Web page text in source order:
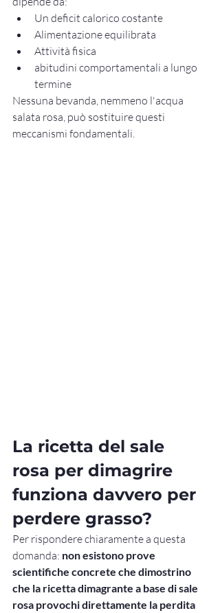
Un deficit calorico costante
Alimentazione equilibrata
Attività fisica
abitudini comportamentali a lungo
termine
Nessuna bevanda, nemmeno l'acqua
salata rosa, può sostituire questi
meccanismi fondamentali.
La ricetta del sale
rosa per dimagrire
funziona davvero per
perdere grasso?
Per rispondere chiaramente a questa
domanda: non esistono prove
scientifiche concrete che dimostrino
che la ricetta dimagrante a base di sale
rosa provochi direttamente la perdita